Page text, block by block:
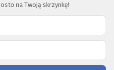
na Twoją skrzynkę!